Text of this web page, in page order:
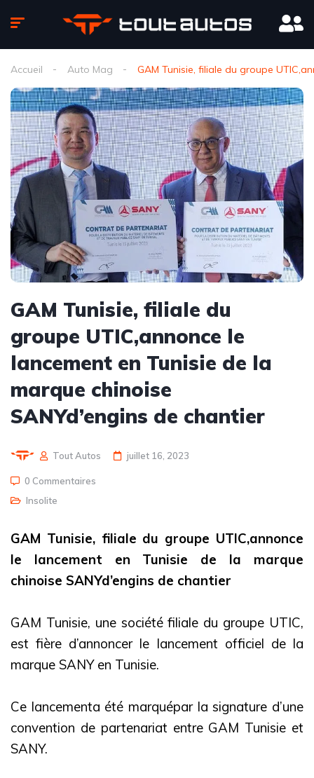
Accueil Auto Mag GAM Tunisie, filiale du groupe
GAM Tunisie, filiale du
groupe UTIC,annonce le
lancement en Tunisie de la
marque chinoise
SANYd’engins de chantier
Tout Autos juillet 16, 2023
0 Commentaires
Insolite
GAM Tunisie, filiale du groupe UTIC,annonce
le lancement en Tunisie de la marque
chinoise SANYd’engins de chantier
GAM Tunisie, une société filiale du groupe UTIC,
est fière d’annoncer le lancement officiel de la
marque SANY en Tunisie.
Ce lancementa été marquépar la signature d’une
convention de partenariat entre GAM Tunisie et
SANY.